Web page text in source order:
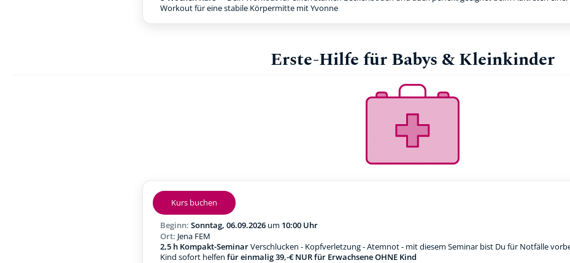
Workout für eine stabile Körpermitte mit Yvonne
Erste-Hilfe für Babys & Kleinkinder
Kurs buchen
Beginn: Sonntag, 06.09.2026 um 10:00 Uhr
Ort: Jena FEM
2,5 h Kompakt-SeminarVerschlucken - Kopfverletzung - Atemnot - mit diesem Seminar bist Du für Notfälle
Kind sofort helfen für einmalig 39,-€ NUR für Erwachsene OHNE Kind